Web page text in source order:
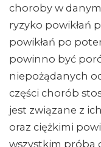
choroby w
ryzyko powikłań
powikłań po
powinno być
niepożądanych
części chorób
jest związane z
oraz ciężkimi
wszystkim próba